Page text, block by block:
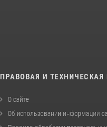
ПРАВОВАЯ И
О сайте
Об использовании информации